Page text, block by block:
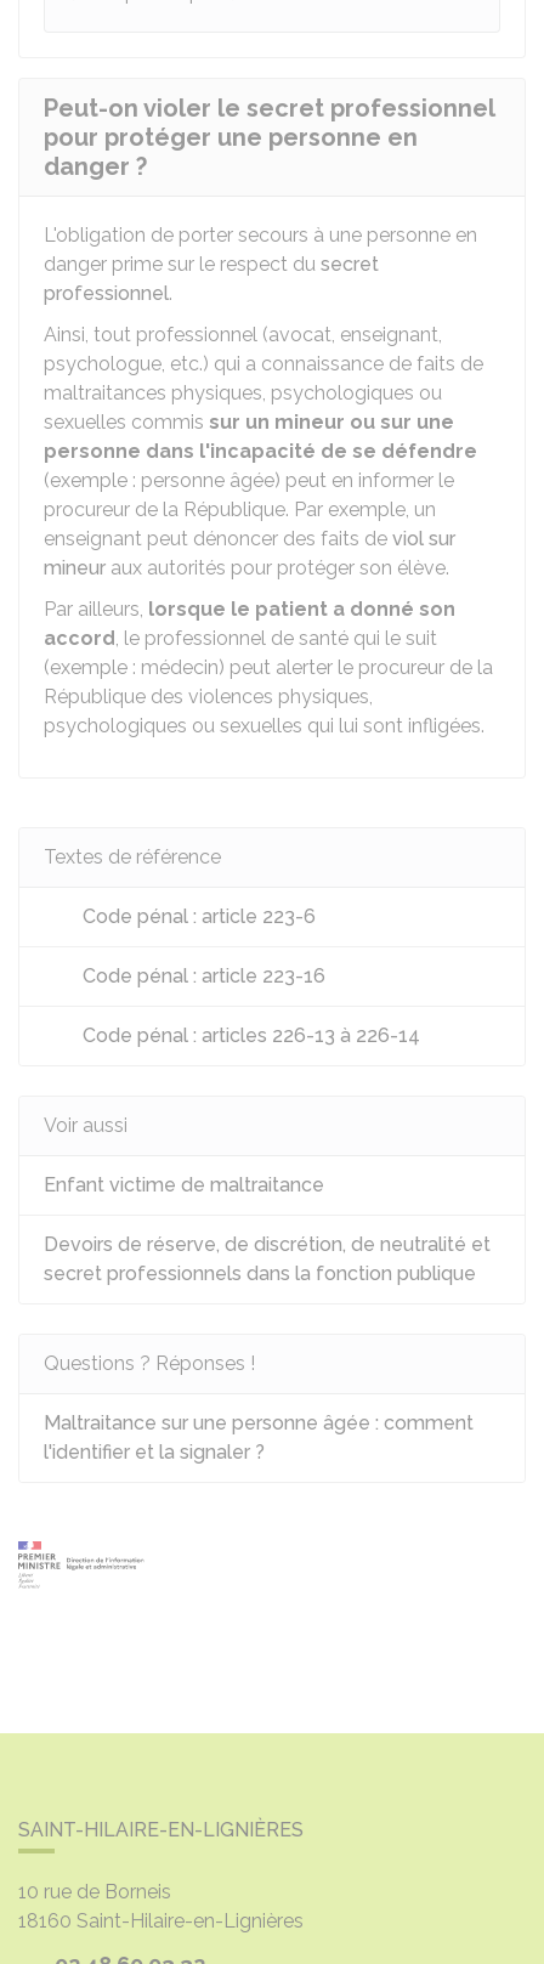
Peut-on violer le secret professionnel
pour protéger une personne en
danger ?
L'obligation de porter secours à une personne en
danger prime sur le respect du secret
professionnel.
Ainsi, tout professionnel (avocat, enseignant,
psychologue, etc.) qui a connaissance de faits de
maltraitances physiques, psychologiques ou
sexuelles commis sur un mineur ou sur une
personne dans l'incapacité de se défendre
(exemple : personne âgée) peut en informer le
procureur de la République. Par exemple, un
enseignant peut dénoncer des faits de viol sur
mineur aux autorités pour protéger son élève.
Par ailleurs, lorsque le patient a donné son
accord, le professionnel de santé qui le suit
(exemple : médecin) peut alerter le procureur de la
République des violences physiques,
psychologiques ou sexuelles qui lui sont infligées.
Textes de référence
Code pénal : article 223-6
Code pénal : article 223-16
Code pénal : articles 226-13 à 226-14
Voir aussi
Enfant victime de maltraitance
Devoirs de réserve, de discrétion, de neutralité et
secret professionnels dans la fonction publique
Questions ? Réponses !
Maltraitance sur une personne âgée : comment
l'identifier et la signaler ?
SAINT-HILAIRE-EN-LIGNIÈRES
10 rue de Borneis
18160 Saint-Hilaire-en-Lignières